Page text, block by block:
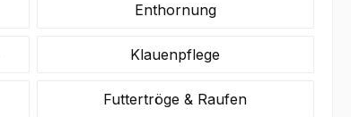
Enthornung
Klauenpflege
Futtertröge & Raufen